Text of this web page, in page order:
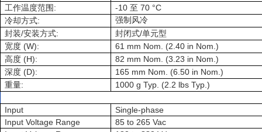
工作温度范围 : -10 至 70 °C
冷却方式:
强制风冷
封装/安装方式: 封闭式/单元型
宽度 (W): 61 mm Nom. (2.40 in Nom.)
高度 (H): 82 mm Nom. (3.23 in Nom.)
深度 (D): 165 mm Nom. (6.50 in Nom.)
重量: 1000 g Typ. (2.2 lbs Typ.)
Input
Single-phase
Input Voltage Range
85 to 265 Vac